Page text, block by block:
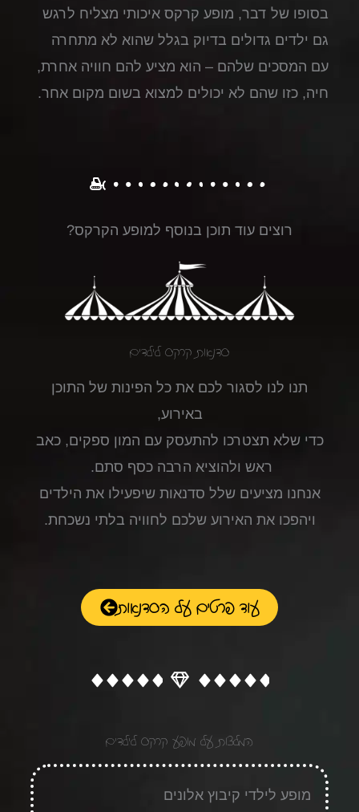
בסופו של דבר, מופע קרקס איכותי מצליח לרגש
גם ילדים גדולים בדיוק בגלל שהוא לא מתחרה
עם המסכים שלהם – הוא מציע להם חוויה אחרת,
חיה, כזו שהם לא יכולים למצוא בשום מקום אחר.
רוצים עוד תוכן בנוסף למופע הקרקס?
סדנאות קרקס לילדים
תנו לנו לסגור לכם את כל הפינות של התוכן
באירוע,
כדי שלא תצטרכו להתעסק עם המון ספקים, כאב
ראש ולהוציא הרבה כסף סתם.
אנחנו מציעים שלל סדנאות שיפעילו את הילדים
ויהפכו את האירוע שלכם לחוויה בלתי נשכחת.
עוד פרטים על הסדנאות
המלצות על מופע קרקס לילדים
מופע לילדי קיבוץ אלונים